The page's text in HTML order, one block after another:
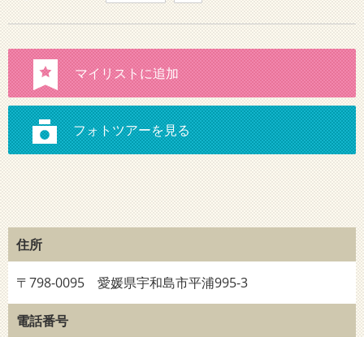
住所
〒798-0095 愛媛県宇和島市平浦995-3
電話番号